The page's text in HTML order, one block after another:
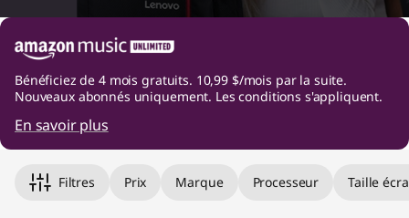
L
a
p
Bénéficiez de 4 mois gratuits. 10,99 $/mois par la suite.
Nouveaux abonnés uniquement. Les conditions s'appliquent.
En savoir plus
Filtres Prix Marque Processeur Taille